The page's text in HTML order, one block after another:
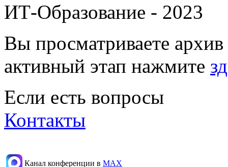
ИТ-Образование - 2023
Вы просматриваете
активный этап нажмите
Если есть вопросы
Контакты
Канал конференции в МАХ